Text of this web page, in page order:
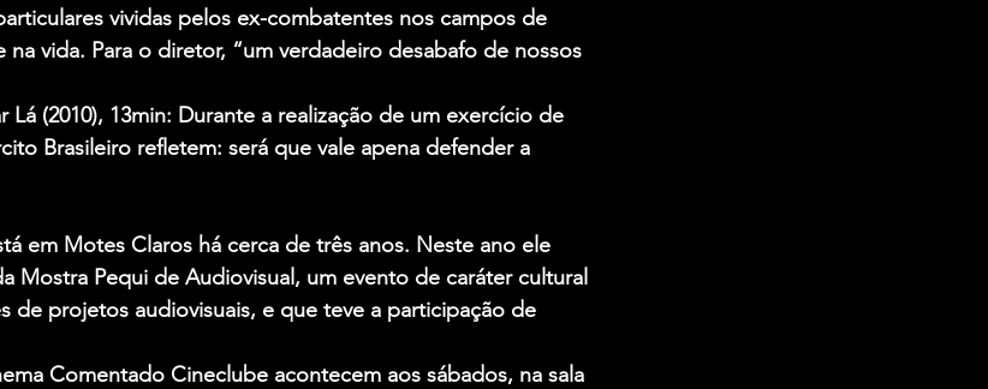
vividas pelos ex-combatentes nos campos de
na vida. Para o diretor, “um verdadeiro desabafo de nossos
Lá (2010), 13min: Durante a realização de um exercício de
Brasileiro refletem: será que vale apena defender a
em Motes Claros há cerca de três anos. Neste ano ele
Mostra Pequi de Audiovisual, um evento de caráter cultural
de projetos audiovisuais, e que teve a participação de
Comentado Cineclube acontecem aos sábados, na sala